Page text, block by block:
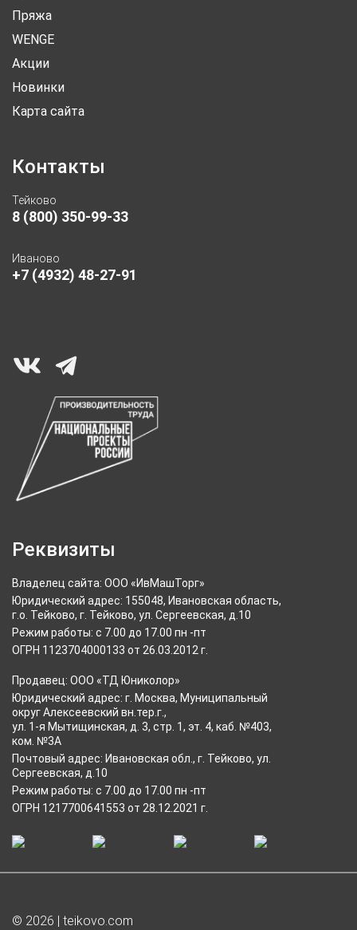
Пряжа
WENGE
Акции
Новинки
Карта сайта
Контакты
Тейково
8 (800) 350-99-33
Иваново
+7 (4932) 48-27-91
Реквизиты
Владелец сайта: ООО «ИвМашТорг»
Юридический адрес: 155048, Ивановская область,
г.о. Тейково, г. Тейково, ул. Сергеевская, д.10
Режим работы: с 7.00 до 17.00 пн -пт
ОГРН 1123704000133 от 26.03.2012 г.
Продавец: ООО «ТД Юниколор»
Юридический адрес: г. Москва, Муниципальный
округ Алексеевский вн.тер.г.,
ул. 1-я Мытищинская, д. 3, стр. 1, эт. 4, каб. №403,
ком. №3А
Почтовый адрес: Ивановская обл., г. Тейково, ул.
Сергеевская, д.10
Режим работы: с 7.00 до 17.00 пн -пт
ОГРН 1217700641553 от 28.12.2021 г.
© 2026 | teikovo.com